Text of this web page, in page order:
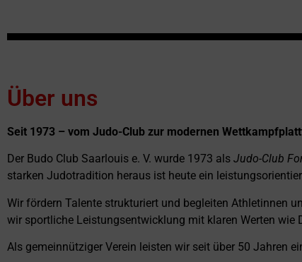
Über uns
Seit 1973 – vom Judo-Club zur modernen
Der Budo Club Saarlouis e. V. wurde 1973 als Judo-Club
starken Judotradition heraus ist heute ein
Wir fördern Talente strukturiert und begleiten Athletinnen
wir sportliche Leistungsentwicklung mit klaren Werten wie
Als gemeinnütziger Verein leisten wir seit über 50 Jahren